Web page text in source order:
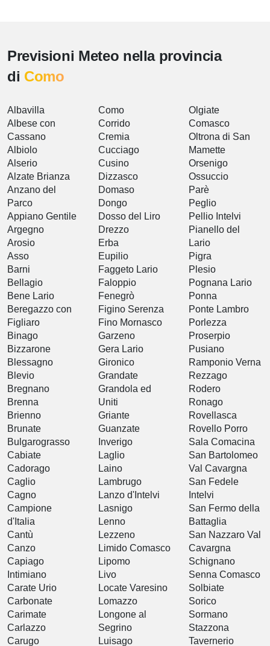
Previsioni Meteo nella provincia
di Como
Albavilla
Albese con
Cassano
Albiolo
Alserio
Alzate Brianza
Anzano del
Parco
Appiano Gentile
Argegno
Arosio
Asso
Barni
Bellagio
Bene Lario
Beregazzo con
Figliaro
Binago
Bizzarone
Blessagno
Blevio
Bregnano
Brenna
Brienno
Brunate
Bulgarograsso
Cabiate
Cadorago
Caglio
Cagno
Campione
d'Italia
Cantù
Canzo
Capiago
Intimiano
Carate Urio
Carbonate
Carimate
Carlazzo
Carugo
Como
Corrido
Cremia
Cucciago
Cusino
Dizzasco
Domaso
Dongo
Dosso del Liro
Drezzo
Erba
Eupilio
Faggeto Lario
Faloppio
Fenegrò
Figino Serenza
Fino Mornasco
Garzeno
Gera Lario
Gironico
Grandate
Grandola ed
Uniti
Griante
Guanzate
Inverigo
Laglio
Laino
Lambrugo
Lanzo d'Intelvi
Lasnigo
Lenno
Lezzeno
Limido Comasco
Lipomo
Livo
Locate Varesino
Lomazzo
Longone al
Segrino
Luisago
Olgiate
Comasco
Oltrona di San
Mamette
Orsenigo
Ossuccio
Parè
Peglio
Pellio Intelvi
Pianello del
Lario
Pigra
Plesio
Pognana Lario
Ponna
Ponte Lambro
Porlezza
Proserpio
Pusiano
Ramponio Verna
Rezzago
Rodero
Ronago
Rovellasca
Rovello Porro
Sala Comacina
San Bartolomeo
Val Cavargna
San Fedele
Intelvi
San Fermo della
Battaglia
San Nazzaro Val
Cavargna
Schignano
Senna Comasco
Solbiate
Sorico
Sormano
Stazzona
Tavernerio